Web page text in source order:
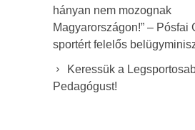
hányan nem mozognak
Magyarországon!” – Pósfai
sportért felelős
Keressük a
Pedagógust!